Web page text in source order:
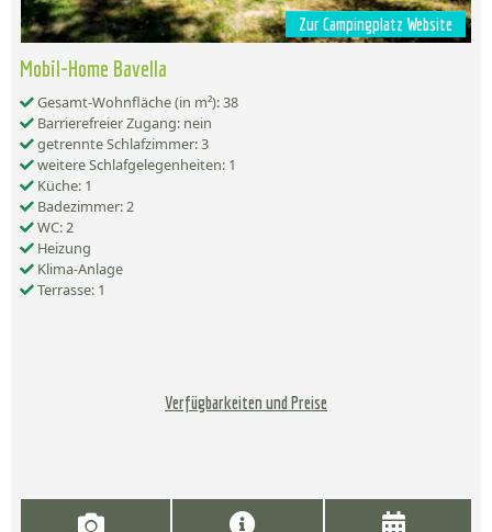
Zur Campingplatz Website
Mobil-Home Bavella
Gesamt-Wohnfläche (in m²): 38
Barrierefreier Zugang: nein
getrennte Schlafzimmer: 3
weitere Schlafgelegenheiten: 1
Küche: 1
Badezimmer: 2
WC: 2
Heizung
Klima-Anlage
Terrasse: 1
Verfügbarkeiten und Preise